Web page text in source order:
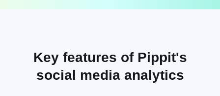
AI虛擬替身與語音
Key features of Pippit's
social media analytics